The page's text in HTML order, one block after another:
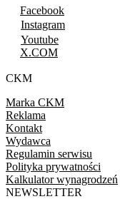
Facebook
Instagram
Youtube
X.COM
CKM
Marka CKM
Reklama
Kontakt
Wydawca
Regulamin serwisu
Polityka prywatności
Kalkulator wynagrodzeń
NEWSLETTER